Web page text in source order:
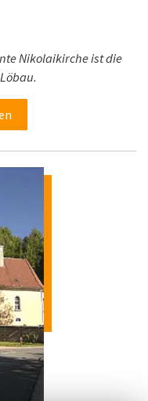
Nikolaikirche ist die